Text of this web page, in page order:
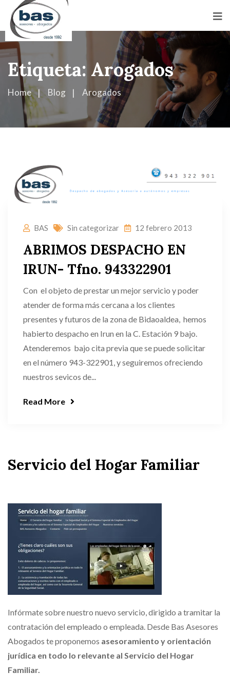
Etiqueta: Arogados
Home Blog Arogados
BAS Sin categorizar 12 febrero 2013
ABRIMOS DESPACHO EN
IRUN- Tfno. 943322901
Con el objeto de prestar un mejor servicio y poder
atender de forma más cercana a los clientes
presentes y futuros de la zona de Bidaoaldea, hemos
habierto despacho en Irun en la C. Estación 9 bajo.
Atenderemos bajo cita previa que se puede solicitar
en el número 943-322901, y seguiremos ofreciendo
nuestros sevicos de...
Read More
Servicio del Hogar Familiar
Infórmate sobre nuestro nuevo servicio, dirigido a tramitar la
contratación del empleado o empleada. Desde Bas Asesores
Abogados te proponemos asesoramiento y orientación
jurídica en todo lo relevante al Servicio del Hogar
Familiar.